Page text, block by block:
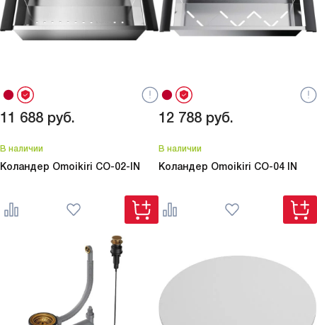
11 688 руб.
В наличии
Коландер Omoikiri CO-02-IN
12 788 руб.
В наличии
Коландер Omoikiri CO-04 IN